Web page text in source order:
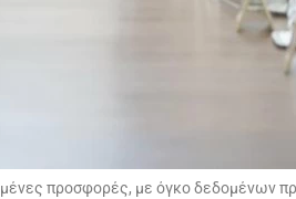
προσφορές, με όγκο δεδομένων